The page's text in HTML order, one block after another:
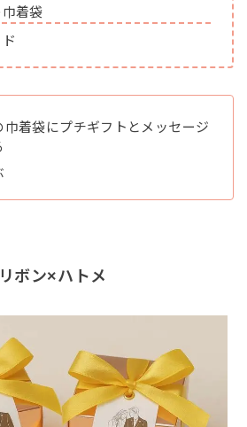
着袋
巾着袋にプチギフトとメッセージ
ボン×ハトメ